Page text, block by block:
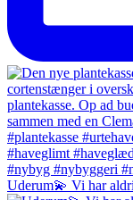
Uderum💫 Vi har